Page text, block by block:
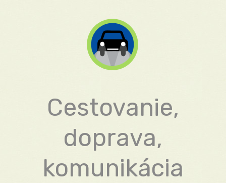
Cestovanie,
doprava,
komunikácia